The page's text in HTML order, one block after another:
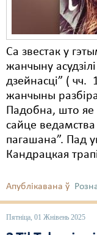
Са звестак у
жанчыну
дзейнасці” ( чч.
жанчыны
Падобна, што яе
сайце ведамства
пагашана”. Пад
Кандрацкая
Апублікавана ў
Пятніца, 01 Жнівень 2025